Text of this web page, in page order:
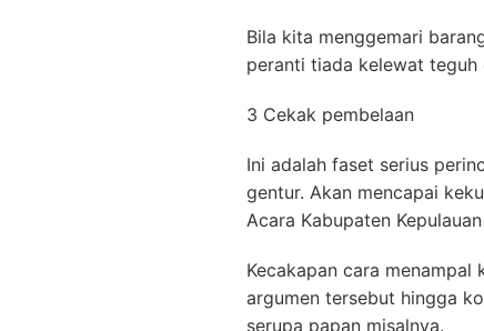
Bila kita menggemari
peranti tiada kelewat
3 Cekak pembelaan
Ini adalah faset serius
gentur. Akan mencapai
Acara Kabupaten
Kecakapan cara
argumen tersebut hingga
serupa papan misalnya.